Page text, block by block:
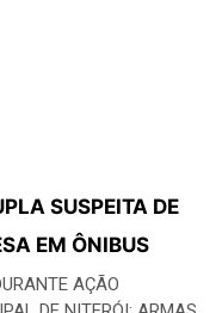
SUSPEITA DE
EM ÔNIBUS
AÇÃO